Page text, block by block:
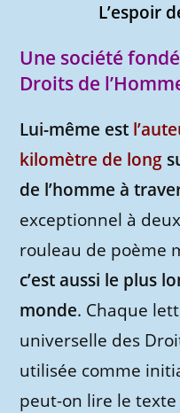
L’espoir
Une société
Droits de
Lui-même est
kilomètre de long
de l’homme à
exceptionnel à
rouleau de poème
c’est aussi le plus
monde. Chaque
universelle des
utilisée comme
peut-on lire le